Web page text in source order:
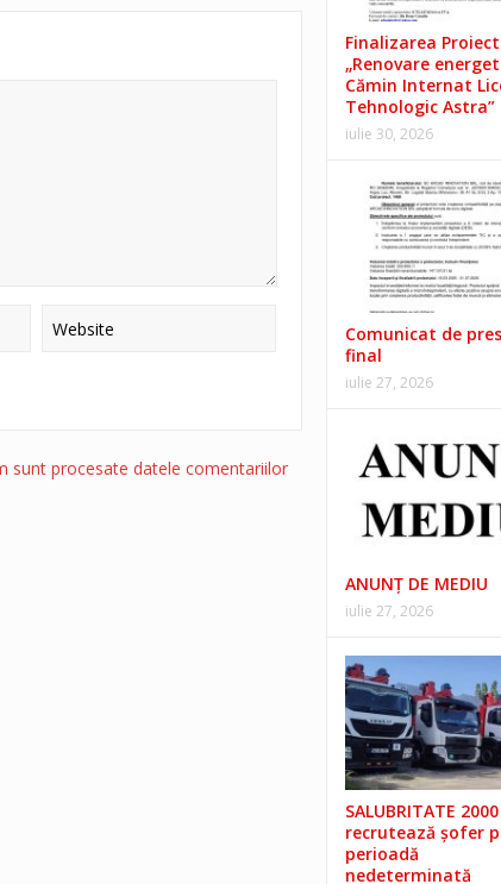
sunt procesate datele comentariilor
Finalizarea
„Renovare
Cămin Internat
Tehnologic Astra”
iulie 30, 2026
Comunicat de
final
iulie 27, 2026
ANUNŢ DE MEDIU
iulie 27, 2026
SALUBRITATE
recrutează șofer
perioadă
nedeterminată